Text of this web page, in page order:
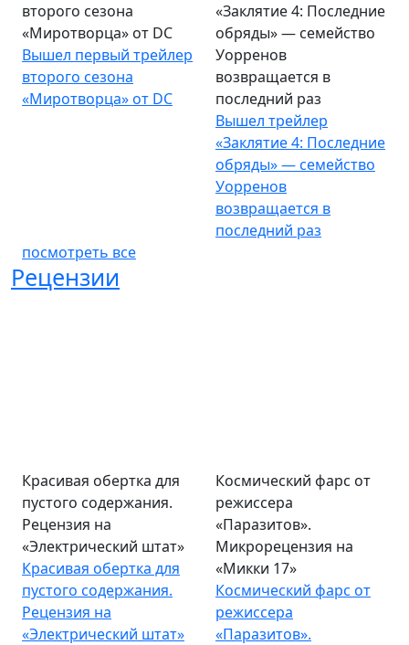
второго сезона
«Миротворца» от DC
Вышел первый трейлер
второго сезона
«Миротворца» от DC
«Заклятие 4: Последние
обряды» — семейство
Уорренов
возвращается в
последний раз
Вышел трейлер
«Заклятие 4: Последние
обряды» — семейство
Уорренов
возвращается в
последний раз
посмотреть все
Рецензии
Красивая обертка для
пустого содержания.
Рецензия на
«Электрический штат»
Красивая обертка для
пустого содержания.
Рецензия на
«Электрический штат»
Космический фарс от
режиссера
«Паразитов».
Микрорецензия на
«Микки 17»
Космический фарс от
режиссера
«Паразитов».